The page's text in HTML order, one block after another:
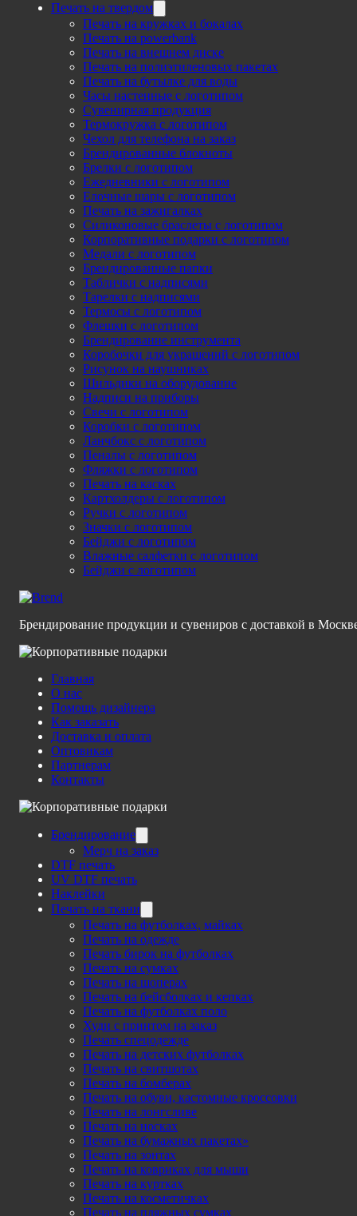
Печать на твердом
Печать на кружках и бокалах
Печать на powerbank
Печать на внешнем диске
Печать на полиэтиленовых пакетах
Печать на бутылке для воды
Часы настенные с логотипом
Сувенирная продукция
Термокружка с логотипом
Чехол для телефона на заказ
Брендированные блокноты
Брелки с логотипом
Ежедневники с логотипом
Елочные шары с логотипом
Печать на зажигалках
Силиконовые браслеты с логотипом
Корпоративные подарки с логотипом
Медали с логотипом
Брендированные папки
Таблички с надписями
Тарелки с надписями
Термосы с логотипом
Флешки с логотипом
Брендирование инструмента
Коробочки для украшений с логотипом
Рисунок на наушниках
Шильдики на оборудование
Надписи на приборы
Свечи с логотипом
Коробки с логотипом
Ланчбокс с логотипом
Пеналы с логотипом
Фляжки с логотипом
Печать на касках
Картхолдеры с логотипом
Ручки с логотипом
Значки с логотипом
Бейджи с логотипом
Влажные салфетки с логотипом
Бейджи с логотипом
Брендирование продукции и сувениров с доставкой в
Главная
О нас
Помощь дизайнера
Как заказать
Доставка и оплата
Оптовикам
Партнерам
Контакты
Брендирование
Мерч на заказ
DTF печать
UV DTF печать
Наклейки
Печать на ткани
Печать на футболках, майках
Печать на одежде
Печать бирок на футболках
Печать на сумках
Печать на шоперах
Печать на бейсболках и кепках
Печать на футболках поло
Худи с принтом на заказ
Печать спецодежде
Печать на детских футболках
Печать на свитшотах
Печать на бомберах
Печать на обуви, кастомные кроссовки
Печать на лонгсливе
Печать на носках
Печать на бумажных пакетах»
Печать на зонтах
Печать на ковриках для мыши
Печать на куртках
Печать на косметичках
Печать на пляжных сумках